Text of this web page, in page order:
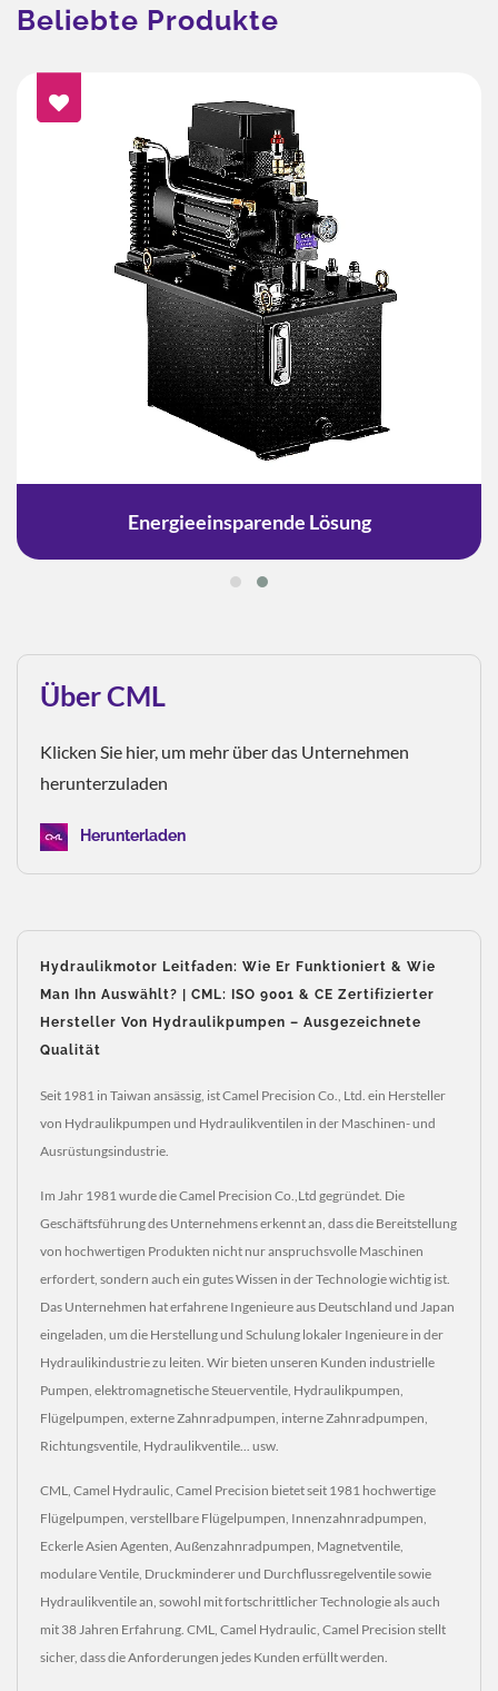
Beliebte Produkte
Energieeinsparende Lösung
Über CML
Klicken Sie hier, um mehr über das Unternehmen
herunterzuladen
Herunterladen
Hydraulikmotor Leitfaden: Wie Er Funktioniert & Wie
Man Ihn Auswählt? | CML: ISO 9001 & CE Zertifizierter
Hersteller Von Hydraulikpumpen – Ausgezeichnete
Qualität
Seit 1981 in Taiwan ansässig, ist Camel Precision Co., Ltd. ein Hersteller
von Hydraulikpumpen und Hydraulikventilen in der Maschinen- und
Ausrüstungsindustrie.
Im Jahr 1981 wurde die Camel Precision Co.,Ltd gegründet. Die
Geschäftsführung des Unternehmens erkennt an, dass die Bereitstellung
von hochwertigen Produkten nicht nur anspruchsvolle Maschinen
erfordert, sondern auch ein gutes Wissen in der Technologie wichtig ist.
Das Unternehmen hat erfahrene Ingenieure aus Deutschland und Japan
eingeladen, um die Herstellung und Schulung lokaler Ingenieure in der
Hydraulikindustrie zu leiten. Wir bieten unseren Kunden industrielle
Pumpen, elektromagnetische Steuerventile, Hydraulikpumpen,
Flügelpumpen, externe Zahnradpumpen, interne Zahnradpumpen,
Richtungsventile, Hydraulikventile... usw.
CML, Camel Hydraulic, Camel Precision bietet seit 1981 hochwertige
Flügelpumpen, verstellbare Flügelpumpen, Innenzahnradpumpen,
Eckerle Asien Agenten, Außenzahnradpumpen, Magnetventile,
modulare Ventile, Druckminderer und Durchflussregelventile sowie
Hydraulikventile an, sowohl mit fortschrittlicher Technologie als auch
mit 38 Jahren Erfahrung. CML, Camel Hydraulic, Camel Precision stellt
sicher, dass die Anforderungen jedes Kunden erfüllt werden.